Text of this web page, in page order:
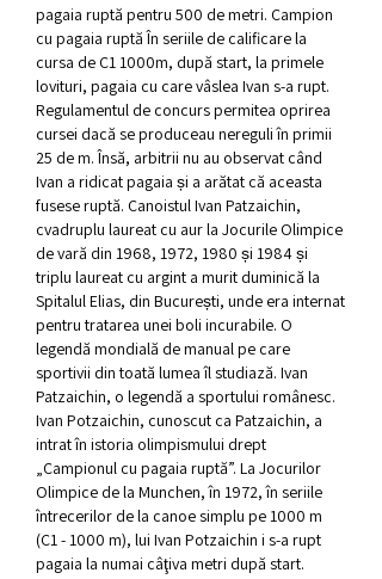
pagaia ruptă pentru 500 de metri. Campion
cu pagaia ruptă În seriile de calificare la
cursa de C1 1000m, după start, la primele
lovituri, pagaia cu care vâslea Ivan s-a rupt.
Regulamentul de concurs permitea oprirea
cursei dacă se produceau nereguli în primii
25 de m. Însă, arbitrii nu au observat când
Ivan a ridicat pagaia și a arătat că aceasta
fusese ruptă. Canoistul Ivan Patzaichin,
cvadruplu laureat cu aur la Jocurile Olimpice
de vară din 1968, 1972, 1980 și 1984 și
triplu laureat cu argint a murit duminică la
Spitalul Elias, din București, unde era internat
pentru tratarea unei boli incurabile. O
legendă mondială de manual pe care
sportivii din toată lumea îl studiază. Ivan
Patzaichin, o legendă a sportului românesc.
Ivan Potzaichin, cunoscut ca Patzaichin, a
intrat în istoria olimpismului drept
„Campionul cu pagaia ruptă”. La Jocurilor
Olimpice de la Munchen, în 1972, în seriile
întrecerilor de la canoe simplu pe 1000 m
(C1 - 1000 m), lui Ivan Potzaichin i s-a rupt
pagaia la numai câţiva metri după start.